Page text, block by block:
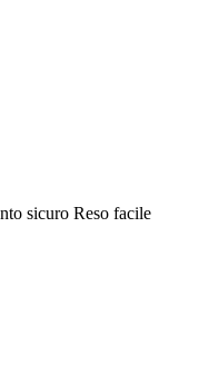
sicuro Reso facile